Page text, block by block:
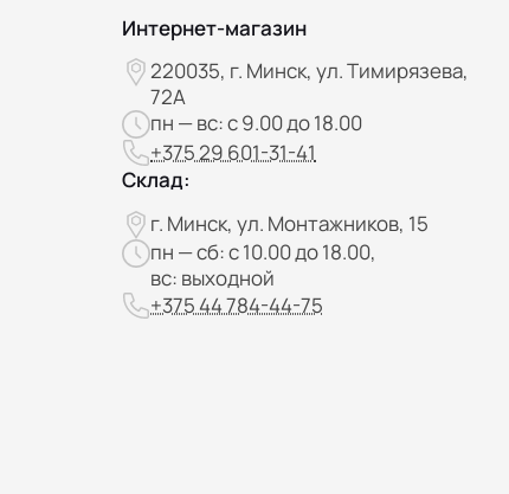
Интернет-магазин
220035, г. Минск, ул. Тимирязева,
72А
пн — вс: с 9.00 до 18.00
+375 29 601-31-41
Склад:
г. Минск, ул. Монтажников, 15
пн — сб: с 10.00 до 18.00,
вс: выходной
+375 44 784-44-75